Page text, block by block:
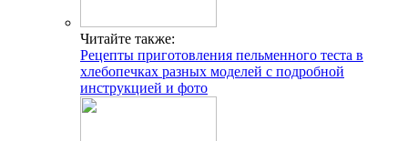
Читайте также:
Рецепты приготовления пельменного теста в
хлебопечках разных моделей с подробной
инструкцией и фото